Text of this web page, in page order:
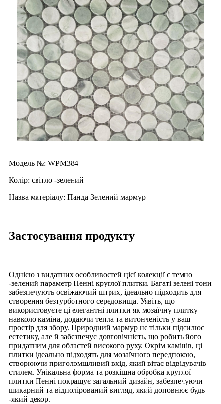
Модель №: WPM384
Колір: світло -зелений
Назва матеріалу: Панда Зелений мармур
Застосування продукту
Однією з видатних особливостей цієї колекції є темно
-зелений параметр Пенні круглої плитки. Багаті зелені тони
забезпечують освіжаючий штрих, ідеально підходить для
створення безтурботного середовища. Уявіть, що
використовуєте ці елегантні плитки як мозаїчну плитку
навколо каміна, додаючи тепла та витонченість у ваш
простір для збору. Природний мармур не тільки підсилює
естетику, але й забезпечує довговічність, що робить його
придатним для областей високого руху. Окрім камінів, ці
плитки ідеально підходять для мозаїчного передпокою,
створюючи приголомшливий вхід, який вітає відвідувачів
стилем. Унікальна форма та розкішна обробка круглої
плитки Пенні покращує загальний дизайн, забезпечуючи
шикарний та відполірований вигляд, який доповнює будь
-який декор.